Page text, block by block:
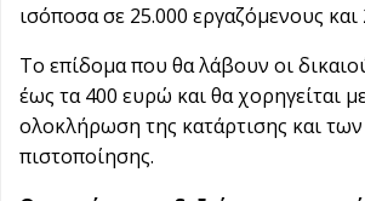
ισόποσα σε 25.000 εργαζόμενους και
Το επίδομα που θα λάβουν οι
έως τα 400 ευρώ και θα χορηγείται
ολοκλήρωση της κατάρτισης και
πιστοποίησης.